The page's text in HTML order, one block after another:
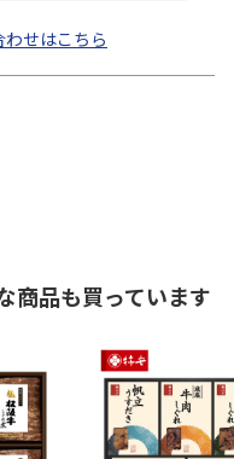
せはこちら
商品も買っています